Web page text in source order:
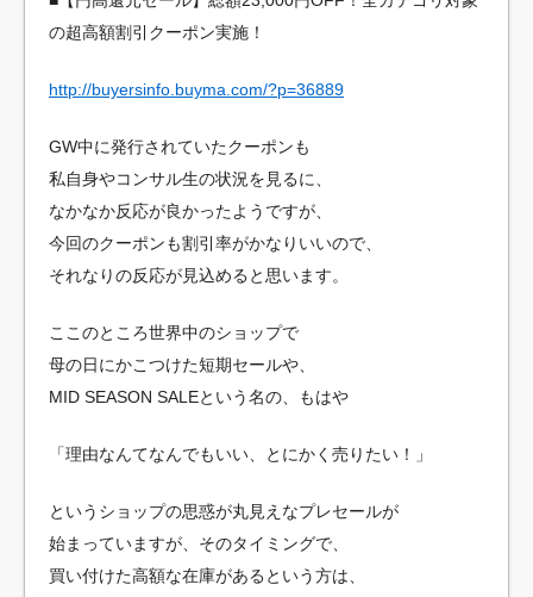
の超高額割引クーポン実施！
http://buyersinfo.buyma.com/?p=36889
GW中に発行されていたクーポンも
私自身やコンサル生の状況を見るに、
なかなか反応が良かったようですが、
今回のクーポンも割引率がかなりいいので、
それなりの反応が見込めると思います。
ここのところ世界中のショップで
母の日にかこつけた短期セールや、
MID SEASON SALEという名の、もはや
「理由なんてなんでもいい、とにかく売りたい！」
というショップの思惑が丸見えなプレセールが
始まっていますが、そのタイミングで、
買い付けた高額な在庫があるという方は、